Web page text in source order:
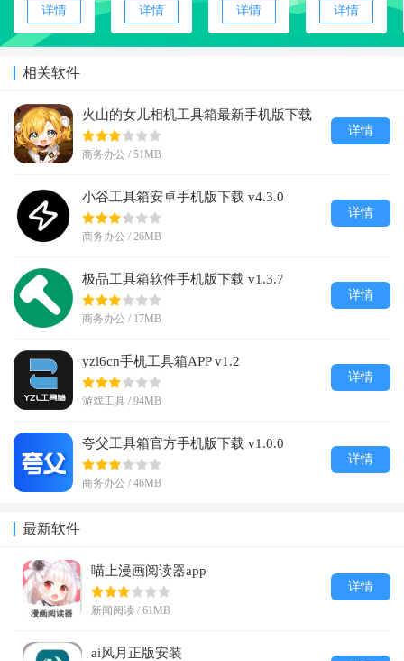
详情 详情 详情 详情
相关软件
火山的女儿相机工具箱最新手机版下载
v1.3
商务办公 / 51MB
详情
小谷工具箱安卓手机版下载 v4.3.0
商务办公 / 26MB
详情
极品工具箱软件手机版下载 v1.3.7
商务办公 / 17MB
详情
yzl6cn手机工具箱APP v1.2
游戏工具 / 94MB
详情
夸父工具箱官方手机版下载 v1.0.0
商务办公 / 46MB
详情
最新软件
喵上漫画阅读器app
新闻阅读 / 61MB
详情
ai风月正版安装